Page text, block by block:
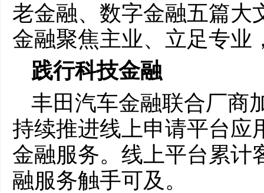
老金融、数字金融五篇大
金融聚焦主业、立足专业
践行科技金融
丰田汽车金融联合厂商
持续推进线上申请平台应
金融服务。线上平台累计
融服务触手可及。